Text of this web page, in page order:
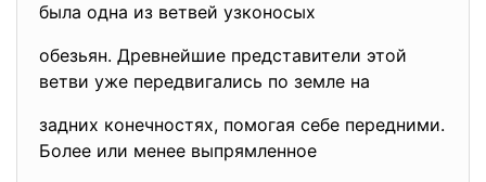
была одна из ветвей узконосых
обезьян. Древнейшие представители этой
ветви уже передвигались по земле на
задних конечностях, помогая себе передними.
Более или менее выпрямленное